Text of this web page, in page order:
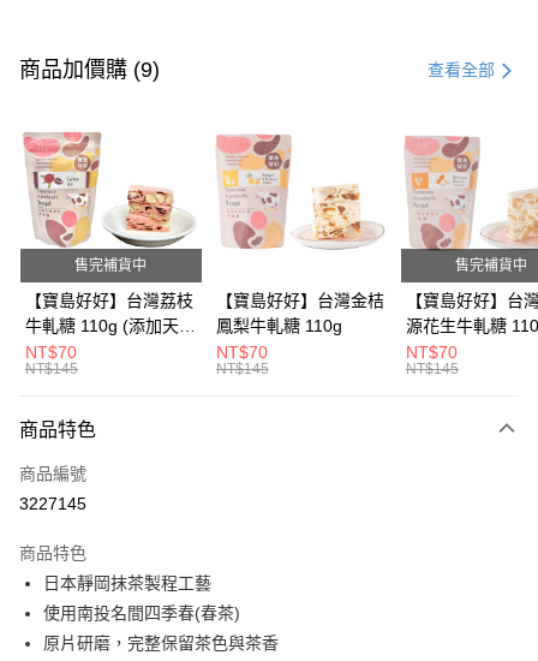
信用卡一次付款
Apple Pay
街口支付
悠遊付
Google Pay
全盈+PAY
ATM付款
運送方式
宅配
每筆NT$180，滿NT$1,600(含以上)免運費
商品加價購 (9) 查看全部
售完補貨中
【寶島好好】台灣荔枝
牛軋糖 110g (添加天然
草莓粉)
NT$70
NT$145
【寶島好好】台灣金桔
鳳梨牛軋糖 110g
NT$70
NT$145
售完補貨中
【寶島好好】台
源花生牛軋糖
NT$70
NT$145
商品特色
商品編號
3227145
商品特色
日本靜岡抹茶製程工藝
使用南投名間四季春(春茶)
原片研磨，完整保留茶色與茶香